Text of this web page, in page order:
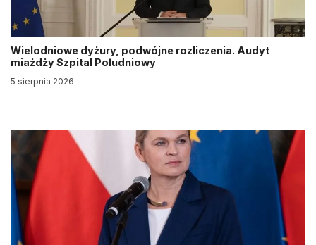
Wielodniowe dyżury, podwójne rozliczenia. Audyt
miażdży Szpital Południowy
5 sierpnia 2026